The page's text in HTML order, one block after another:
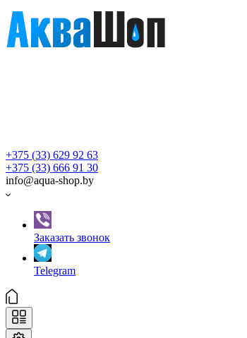
+375 (33) 629 92 63
+375 (33) 666 91 30
info@aqua-shop.by
Заказать звонок
Telegram